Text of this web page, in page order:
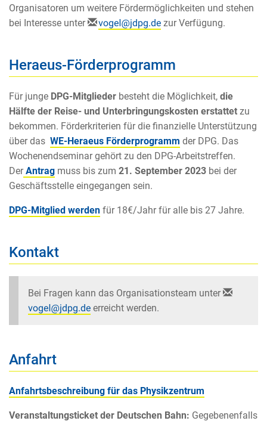
Organisatoren um weitere Fördermöglichkeiten und stehen
bei Interesse unter
zur Verfügung.
Heraeus-Förderprogramm
Für junge DPG-Mitglieder besteht die Möglichkeit, die
Hälfte der Reise- und Unterbringungskosten erstattet zu
bekommen. Förderkriterien für die finanzielle Unterstützung
über das WE-Heraeus Förderprogramm der DPG. Das
Wochenendseminar gehört zu den DPG-Arbeitstreffen.
DerAntrag muss bis zum 21. September 2023 bei der
Geschäftsstelle eingegangen sein.
DPG-Mitglied werden für 18€/Jahr für alle bis 27 Jahre.
Kontakt
Bei Fragen kann das Organisationsteam unter
erreicht werden.
Anfahrt
Anfahrtsbeschreibung für das Physikzentrum
Veranstaltungsticket der Deutschen Bahn: Gegebenenfalls